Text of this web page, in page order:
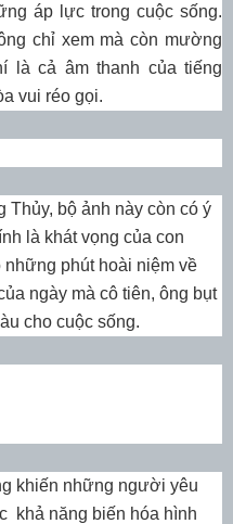
áp lực trong cuộc sống.
chỉ xem mà còn mường
là cả âm thanh của tiếng
vui réo gọi.
bộ ảnh này còn có ý
là khát vọng của con
phút hoài niệm về
ngày mà cô tiên, ông bụt
cho cuộc sống.
khiến những người yêu
khả năng biến hóa hình